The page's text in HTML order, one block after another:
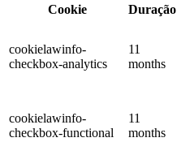
Cookie
Duração
cookielawinfo-
checkbox-analytics
11
months
cookielawinfo-
checkbox-functional
11
months